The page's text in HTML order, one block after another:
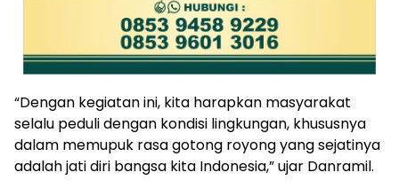
“Dengan kegiatan ini, kita harapkan masyarakat
selalu peduli dengan kondisi lingkungan, khususnya
dalam memupuk rasa gotong royong yang sejatinya
adalah jati diri bangsa kita Indonesia,” ujar Danramil.